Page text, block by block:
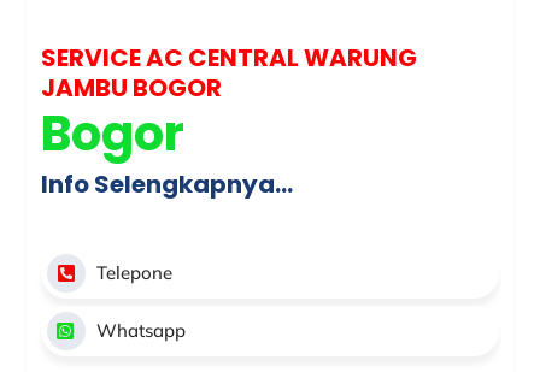
SERVICE AC CENTRAL WARUNG
JAMBU BOGOR
Bogor
Info Selengkapnya…
Telepone
Whatsapp